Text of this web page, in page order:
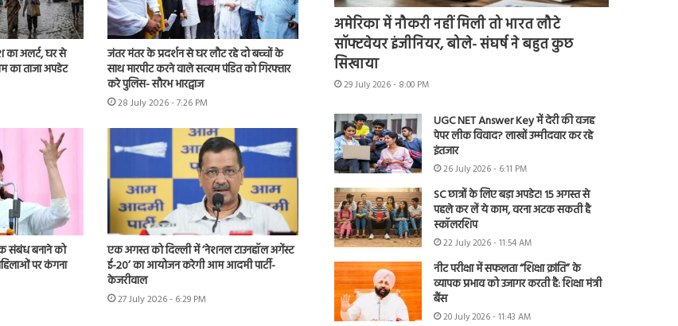
का अलर्ट, घर से
का ताजा अपडेट
जंतर मंतर के प्रदर्शन से घर लौट रहे दो बच्चों के
साथ मारपीट करने वाले सत्यम पंडित को गिरफ्तार
करे पुलिस- सौरभ भारद्वाज
28 July 2026 - 7:26 PM
संबंध बनाने को
पर कंगना
एक अगस्त को दिल्ली में ‘नेशनल टाउनहॉल अगेंस्ट
ई-20’ का आयोजन करेगी आम आदमी पार्टी-
केजरीवाल
27 July 2026 - 6:29 PM
अमेरिका में नौकरी नहीं मिली तो भारत लौटे
सॉफ्टवेयर इंजीनियर, बोले- संघर्ष ने बहुत कुछ
सिखाया
29 July 2026 - 8:00 PM
UGC NET Answer Key में देरी की वजह
पेपर लीक विवाद? लाखों उम्मीदवार कर रहे
इंतजार
26 July 2026 - 6:11 PM
SC छात्रों के लिए बड़ा अपडेट! 15 अगस्त से
पहले कर लें ये काम, वरना अटक सकती है
स्कॉलरशिप
22 July 2026 - 11:54 AM
नीट परीक्षा में सफलता “शिक्षा क्रांति” के
व्यापक प्रभाव को उजागर करती है: शिक्षा मंत्री
बैंस
20 July 2026 - 11:43 AM